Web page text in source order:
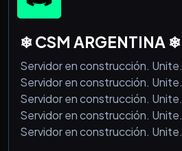
❄ CSM ARGENTINA ❄
Servidor en construcción. Unite.
Servidor en construcción. Unite.
Servidor en construcción. Unite.
Servidor en construcción. Unite.
Servidor en construcción. Unite.